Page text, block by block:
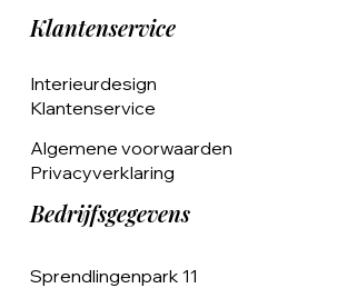
Klantenservice
Interieurdesign
Klantenservice
Algemene voorwaarden
Privacyverklaring
Bedrijfsgegevens
Sprendlingenpark 11